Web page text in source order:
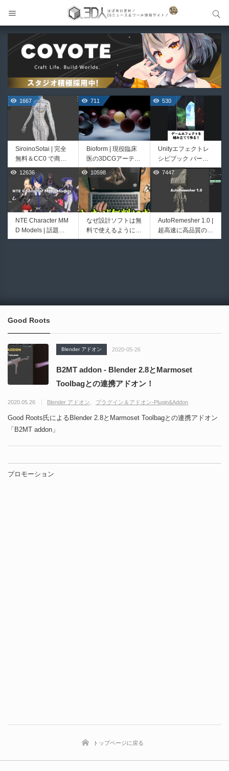
1667
SiroinoSotai | 完全
無料＆CC0 で商用
利用OKなVRChat向
け共通素体3Dモデ
ルが正式リリース！
程よいポリ数＆トポ
ロジーにも注目！
711
Bioform | 現役臨床
医の3DCGアーティ
ストが実際の解剖学
に基づいて構築した
プロシージャルな生
物学的Blenderマテ
リアルアセットアド
オン！無料お試し版
もあるよ！
530
Unityエフェクトレ
シピブック パーツ
を組み合わせて作れ
る | ktk.kumamoto氏
によるUnity向けエ
フェクト教本が202
6年7月13日に発
売！
444
HeyGears G1 | 世界
初のデスクトップ型
フルカラー3D＆UV
426
Directive Utilities |
ブループリントライ
ブラリやエディタス
12636
NTE Character MM
D Models | 話題の
ゲーム『NTE（Nev
10598
なぜ設計ソフトは無
料で使えるようにな
ったのか──3D-CA
7447
AutoRemesher 1.0 |
超高速に高品質のク
ワッドポリゴンでリ
能な伸縮式ライトセ
ーバーの開発メイキ
nderのドキュメン
er向けAIエージェン
CGMatter
Good Roots
Blender アドオン 2020-05-26
B2MT addon - Blender 2.8とMarmoset
Toolbagとの連携アドオン！
2020.05.26 Blender アドオン プラグイン＆アドオン-Plugin&Addon
Good Roots氏によるBlender 2.8とMarmoset Toolbagとの連携アドオン
「B2MT addon」
プロモーション
トップページに戻る
サイト内検索